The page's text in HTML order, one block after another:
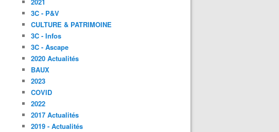
3C - P&V
CULTURE & PATRIMOINE
3C - Infos
3C - Ascape
2020 Actualités
BAUX
2023
COVID
2022
2017 Actualités
2019 - Actualités